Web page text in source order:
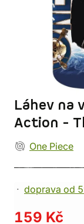
Láhev na
Action -
One Piece
doprava od
159 Kč